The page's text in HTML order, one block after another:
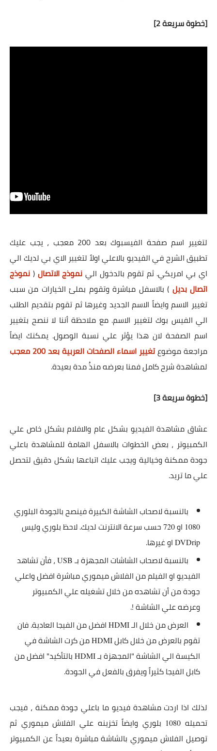
[خطوة سريعة 2]
لتغيير اسم صفحة الفيسبوك بعد 200 معجب ، يجب عليك
تطبيق الشرح في الفيديو بالاعلي اولاً لتغيير الاي بي لديك الي
اي بي امريكي. ثم تقوم بالدخول الي نموذج الاتصال ( نموذج
اتصال بديل ) بالاسفل مباشرة وتقوم بملئ الخيارات من سبب
تغيير الاسم وايضاً الاسم الجديد وغيرها ثم تقوم بتقديم الطلب
الي الفيس بوك لتغيير الاسم. مع ملاحظة أننا لا ننصح بتغيير
اسم الصفحة لان هذا يؤثر علي نسبة الوصول. يمكنك ايضاً
مراجعة موضوعتغيير اسماء الصفحات العربية بعد 200 معجب
لمشاهدة شرح كامل فمنا بعرضه منذُ مدة بعيدة.
[خطوة سريعة 3]
عشاق مشاهدة الفيديو بشكل عام والافلام بشكل خاص علي
الكمبيوتر ، بعض الخطوات بالاسفل الهامة للمشاهدة باعلي
جودة ممكنة وخيالية ويجب عليك اتباعها بشكل دقيق لتحصل
علي ما تريد.
بالنسبة لاصحاب الشاشة الكبيرة فينصح بالجودة البلوري
1080 او720 حسب سرعة الانترنت لديك. لاحظ بلوري وليس
DVDrip او غيرها.
بالنسبة لاصحاب الشاشات المجهزة بـ USB ، فأن تشاهد
الفيديو او الفيلم من الفلاش ميموري مباشرة افضل واعلي
جودة من أن تشاهده من خلال تشغيله علي الكمبيوتر
وعرضه علي الشاشة !.
العرض من خلال الـHDMI افضل من الفيجا العادية. فان
تقوم بالعرض من خلال كابلHDMIمن كرت الشاشة في
الكيسة الي الشاشة "المجهزة بـHDMI بالتأكيد" افضل من
كابل الفيجا كثيراً ويفرق بالفعل في الجودة.
لذلك اذا اردت مشاهدة فيديو ما باعلي جودة ممكنة ، فيجب
تحميله 1080 بلوري وايضاً تخزينه علي الفلاش ميموري ثم
توصيل الفلاش ميموري بالشاشة مباشرة بعيداً عن الكمبيوتر